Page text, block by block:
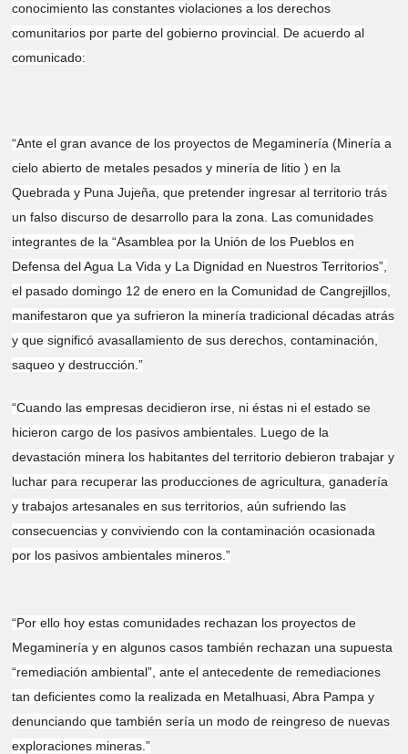
conocimiento las constantes violaciones a los derechos
comunitarios por parte del gobierno provincial. De acuerdo al
comunicado:
“Ante el gran avance de los proyectos de Megaminería (Minería a
cielo abierto de metales pesados y minería de litio ) en la
Quebrada y Puna Jujeña, que pretender ingresar al territorio trás
un falso discurso de desarrollo para la zona. Las comunidades
integrantes de la “Asamblea por la Unión de los Pueblos en
Defensa del Agua La Vida y La Dignidad en Nuestros Territorios”,
el pasado domingo 12 de enero en la Comunidad de Cangrejillos,
manifestaron que ya sufrieron la minería tradicional décadas atrás
y que significó avasallamiento de sus derechos, contaminación,
saqueo y destrucción.”
“Cuando las empresas decidieron irse, ni éstas ni el estado se
hicieron cargo de los pasivos ambientales. Luego de la
devastación minera los habitantes del territorio debieron trabajar y
luchar para recuperar las producciones de agricultura, ganadería
y trabajos artesanales en sus territorios, aún sufriendo las
consecuencias y conviviendo con la contaminación ocasionada
por los pasivos ambientales mineros.”
“Por ello hoy estas comunidades rechazan los proyectos de
Megaminería y en algunos casos también rechazan una supuesta
“remediación ambiental”, ante el antecedente de remediaciones
tan deficientes como la realizada en Metalhuasi, Abra Pampa y
denunciando que también sería un modo de reingreso de nuevas
exploraciones mineras.”